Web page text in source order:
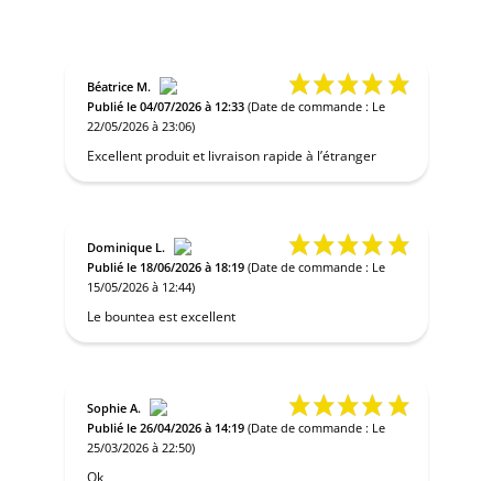
Béatrice M.
Publié le 04/07/2026 à 12:33(Date de commande : Le
22/05/2026 à 23:06)
Excellent produit et livraison rapide à l’étranger
Dominique L.
Publié le 18/06/2026 à 18:19(Date de commande : Le
15/05/2026 à 12:44)
Le bountea est excellent
Sophie A.
Publié le 26/04/2026 à 14:19(Date de commande : Le
25/03/2026 à 22:50)